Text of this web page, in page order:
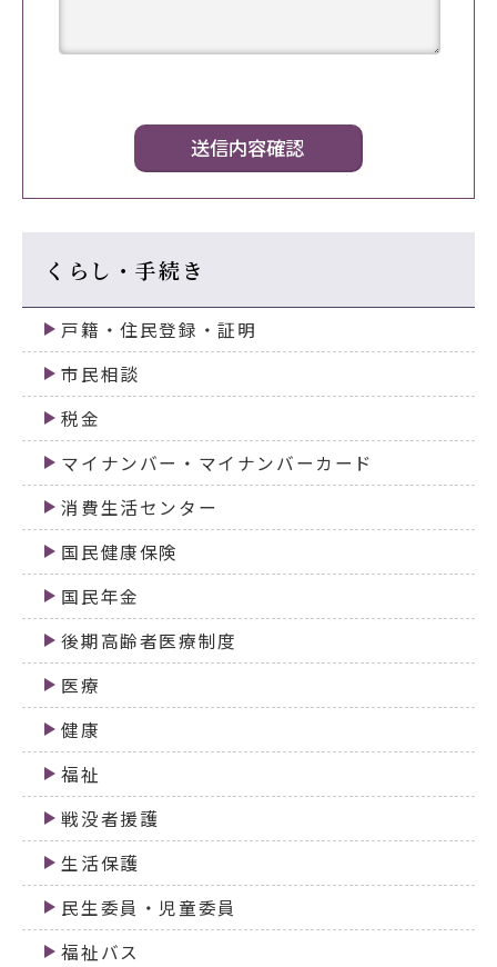
くらし・手続き
戸籍・住民登録・証明
市民相談
税金
マイナンバー・マイナンバーカード
消費生活センター
国民健康保険
国民年金
後期高齢者医療制度
医療
健康
福祉
戦没者援護
生活保護
民生委員・児童委員
福祉バス